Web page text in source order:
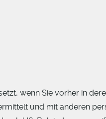
wenn Sie vorher in
und mit anderen